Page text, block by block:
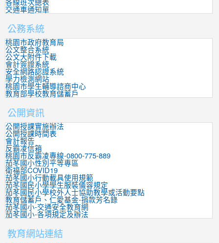
各線班次總表
交通車通知單
公務系統
桃園市政府教育局
公文整合系統
公文大附件下載
會計簽證系統
安全網路認證系統
學力檢測網站
桃園市學生輔導諮商中心
教育部學校教育儲蓄戶
公開資訊
公開授課實施辦法
公開授課時間表
會計報告
反霸凌信箱
桃園市反霸凌專線-0800-775-889
茄苳國小性別平等專區
衛福部COVID19
茄苳國小行動載具使用規範
茄苳國民小學學生服裝儀容規定
茄苳國民小學校外人士協助教學或活動要點
教育儲蓄戶、仁愛基金-捐款芳名錄
茄苳國小-交通安全教育網
茄苳國小-各項規定及辦法
教育網站連結